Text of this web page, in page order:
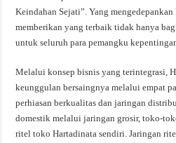
Keindahan Sejati”. Yang
memberikan yang terbaik tidak hanya
untuk seluruh para pemangku
Melalui konsep bisnis yang terintegrasi,
keunggulan bersaingnya melalui empat
perhiasan berkualitas dan jaringan
domestik melalui jaringan grosir, toko-
ritel toko Hartadinata sendiri. Jaringan